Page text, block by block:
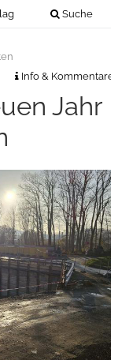
Suche
Info & Kommentare
Jahr